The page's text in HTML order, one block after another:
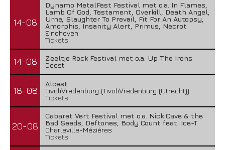
14-08
Dynamo MetalFest Festival met o.a. In Flames,
Lamb Of God, Testament, Overkill, Death Angel,
Urne, Slaughter To Prevail, Fit For An Autopsy,
Amorphis, Insanity Alert, Primus, Necrot
Eindhoven
Tickets
14-08
Zeeltje Rock Festival met o.a. Up The Irons
Deest
18-08
Alcest
TivoliVredenburg (TivoliVredenburg (Utrecht))
Tickets
20-08
Cabaret Vert Festival met o.a. Nick Cave & the
Bad Seeds, Deftones, Body Count feat. Ice-T
Charleville-Mézières
Tickets